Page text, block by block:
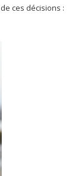
ces décisions :